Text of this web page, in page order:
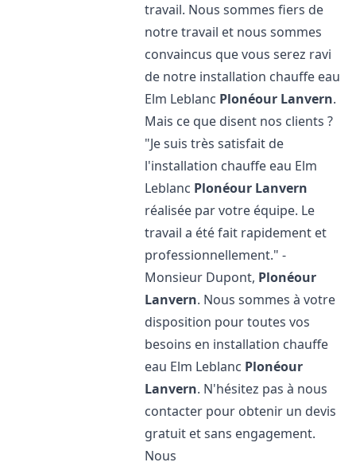
travail. Nous sommes fiers de
notre travail et nous sommes
convaincus que vous serez ravi
de notre installation chauffe eau
Elm Leblanc Plonéour Lanvern.
Mais ce que disent nos clients ?
"Je suis très satisfait de
l'installation chauffe eau Elm
Leblanc Plonéour Lanvern
réalisée par votre équipe. Le
travail a été fait rapidement et
professionnellement." -
Monsieur Dupont, Plonéour
Lanvern. Nous sommes à votre
disposition pour toutes vos
besoins en installation chauffe
eau Elm Leblanc Plonéour
Lanvern. N'hésitez pas à nous
contacter pour obtenir un devis
gratuit et sans engagement.
Nous